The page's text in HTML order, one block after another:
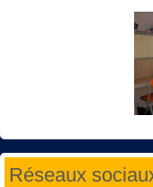
Réseaux